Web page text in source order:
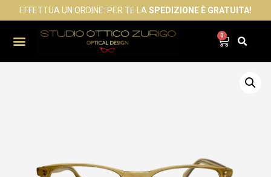
EFFETTUA UN ORDINE: PER TE LA SPEDIZIONE È GRATUITA!
0